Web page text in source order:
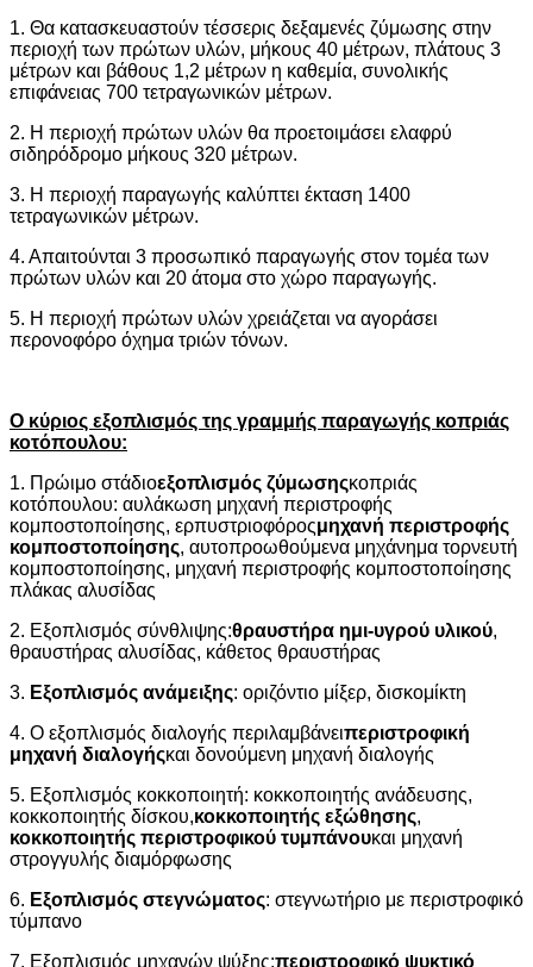
1. Θα κατασκευαστούν τέσσερις δεξαμενές ζύμωσης στην
περιοχή των πρώτων υλών, μήκους 40 μέτρων, πλάτους 3
μέτρων και βάθους 1,2 μέτρων η καθεμία, συνολικής
επιφάνειας 700 τετραγωνικών μέτρων.
2. Η περιοχή πρώτων υλών θα προετοιμάσει ελαφρύ
σιδηρόδρομο μήκους 320 μέτρων.
3. Η περιοχή παραγωγής καλύπτει έκταση 1400
τετραγωνικών μέτρων.
4. Απαιτούνται 3 προσωπικό παραγωγής στον τομέα των
πρώτων υλών και 20 άτομα στο χώρο παραγωγής.
5. Η περιοχή πρώτων υλών χρειάζεται να αγοράσει
περονοφόρο όχημα τριών τόνων.
Ο κύριος εξοπλισμός της γραμμής παραγωγής κοπριάς
κοτόπουλου:
1. Πρώιμο στάδιοεξοπλισμός ζύμωσηςκοπριάς
κοτόπουλου: αυλάκωση μηχανή περιστροφής
κομποστοποίησης, ερπυστριοφόροςμηχανή περιστροφής
κομποστοποίησης, αυτοπροωθούμενα μηχάνημα τορνευτή
κομποστοποίησης, μηχανή περιστροφής κομποστοποίησης
πλάκας αλυσίδας
2. Εξοπλισμός σύνθλιψης:θραυστήρα ημι-υγρού υλικού,
θραυστήρας αλυσίδας, κάθετος θραυστήρας
3. Εξοπλισμός ανάμειξης: οριζόντιο μίξερ, δισκομίκτη
4. Ο εξοπλισμός διαλογής περιλαμβάνειπεριστροφική
μηχανή διαλογήςκαι δονούμενη μηχανή διαλογής
5. Εξοπλισμός κοκκοποιητή: κοκκοποιητής ανάδευσης,
κοκκοποιητής δίσκου,κοκκοποιητής εξώθησης,
κοκκοποιητής περιστροφικού τυμπάνουκαι μηχανή
στρογγυλής διαμόρφωσης
6. Εξοπλισμός στεγνώματος: στεγνωτήριο με περιστροφικό
τύμπανο
7. Εξοπλισμός μηχανών ψύξης:περιστροφικό ψυκτικό